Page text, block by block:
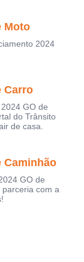
Moto
2024
Carro
GO de
do Trânsito
de casa.
Caminhão
GO de
com a